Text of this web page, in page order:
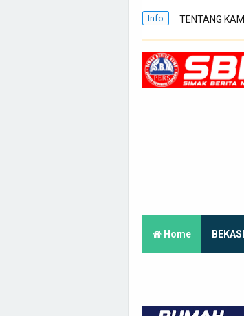
Info TENTANG KAMI
Home BEKASI